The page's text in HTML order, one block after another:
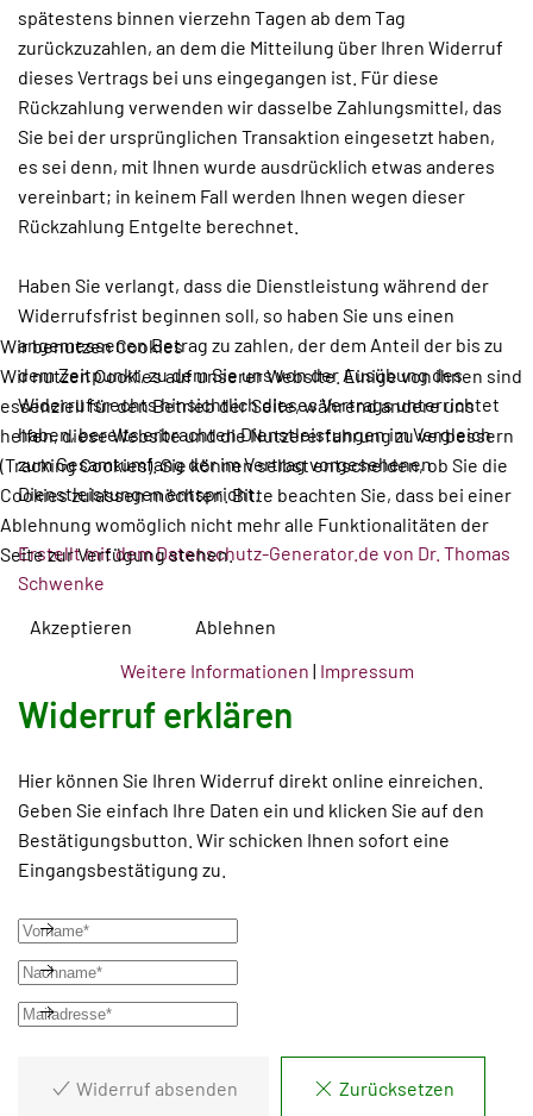
spätestens binnen vierzehn Tagen ab dem Tag
zurückzuzahlen, an dem die Mitteilung über Ihren Widerruf
dieses Vertrags bei uns eingegangen ist. Für diese
Rückzahlung verwenden wir dasselbe Zahlungsmittel, das
Sie bei der ursprünglichen Transaktion eingesetzt haben,
es sei denn, mit Ihnen wurde ausdrücklich etwas anderes
vereinbart; in keinem Fall werden Ihnen wegen dieser
Rückzahlung Entgelte berechnet.
Haben Sie verlangt, dass die Dienstleistung während der
Widerrufsfrist beginnen soll, so haben Sie uns einen
angemessenen Betrag zu zahlen, der dem Anteil der bis zu
dem Zeitpunkt, zu dem Sie uns von der Ausübung des
Widerrufsrechts hinsichtlich dieses Vertrags unterrichtet
haben, bereits erbrachten Dienstleistungen im Vergleich
zum Gesamtumfang der im Vertrag vorgesehenen
Dienstleistungen entspricht.
Erstellt mit dem Datenschutz-Generator.de von Dr. Thomas
Schwenke
Widerruf erklären
Hier können Sie Ihren Widerruf direkt online einreichen.
Geben Sie einfach Ihre Daten ein und klicken Sie auf den
Bestätigungsbutton. Wir schicken Ihnen sofort eine
Eingangsbestätigung zu.
Widerruf absenden Zurücksetzen
Wir benutzen Cookies
Wir nutzen Cookies auf unserer Website. Einige von ihnen sind
essenziell für den Betrieb der Seite, während andere uns
helfen, diese Website und die Nutzererfahrung zu verbessern
(Tracking Cookies). Sie können selbst entscheiden, ob Sie die
Cookies zulassen möchten. Bitte beachten Sie, dass bei einer
Ablehnung womöglich nicht mehr alle Funktionalitäten der
Seite zur Verfügung stehen.
Akzeptieren
Ablehnen
Weitere Informationen | Impressum